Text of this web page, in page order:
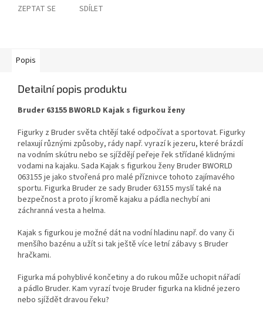
ZEPTAT SE SDÍLET
Popis
Detailní popis produktu
Bruder 63155 BWORLD Kajak s figurkou ženy
Figurky z Bruder světa chtějí také odpočívat a sportovat. Figurky
relaxují různými způsoby, rády např. vyrazí k jezeru, které brázdí
na vodním skútru nebo se sjíždějí peřeje řek střídané klidnými
vodami na kajaku. Sada Kajak s figurkou ženy Bruder BWORLD
063155 je jako stvořená pro malé příznivce tohoto zajímavého
sportu. Figurka Bruder ze sady Bruder 63155 myslí také na
bezpečnost a proto jí kromě kajaku a pádla nechybí ani
záchranná vesta a helma.
Kajak s figurkou je možné dát na vodní hladinu např. do vany či
menšího bazénu a užít si tak ještě více letní zábavy s Bruder
hračkami.
Figurka má pohyblivé končetiny a do rukou může uchopit nářadí
a pádlo Bruder. Kam vyrazí tvoje Bruder figurka na klidné jezero
nebo sjíždět dravou řeku?